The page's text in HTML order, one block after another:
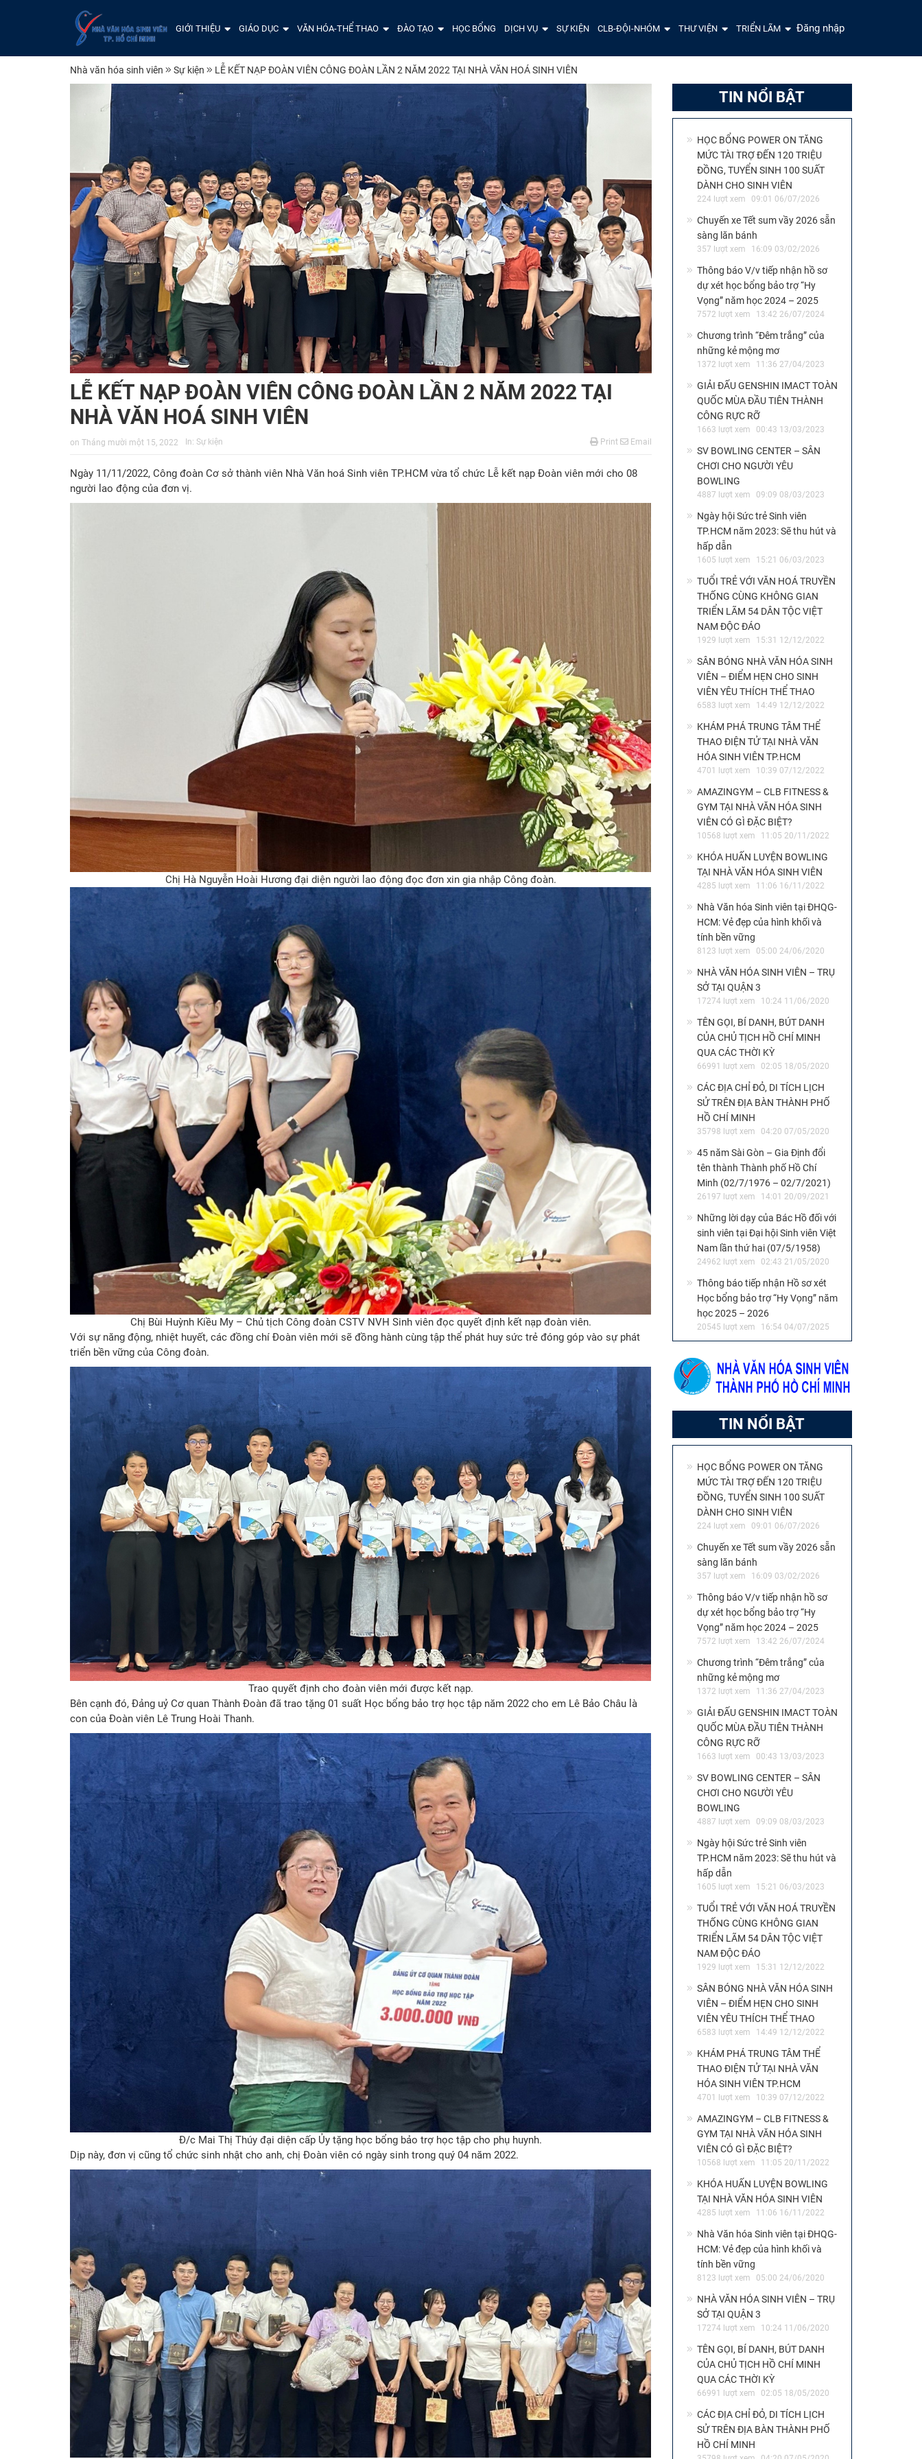
GIỚI THIỆU GIÁO DỤC VĂN HÓA-THỂ THAO ĐÀO TẠO HỌC BỔNG DỊCH VỤ SỰ KIỆN CLB-ĐỘI-NHÓM THƯ VIỆN TRIỂN LÃM Đăng nhập
Nhà văn hóa sinh viên Sự kiện LỄ KẾT NẠP ĐOÀN VIÊN CÔNG ĐOÀN LẦN 2 NĂM 2022 TẠI NHÀ VĂN HOÁ SINH VIÊN
LỄ KẾT NẠP ĐOÀN VIÊN CÔNG ĐOÀN LẦN 2 NĂM 2022 TẠI
NHÀ VĂN HOÁ SINH VIÊN
on Tháng mười một 15, 2022 In: Sự kiện Print Email
Ngày 11/11/2022, Công đoàn Cơ sở thành viên Nhà Văn hoá Sinh viên TP.HCM vừa tổ chức Lễ kết nạp Đoàn viên mới cho 08
người lao động của đơn vị.
Chị Hà Nguyễn Hoài Hương đại diện người lao động đọc đơn xin gia nhập Công đoàn.
Chị Bùi Huỳnh Kiều My – Chủ tịch Công đoàn CSTV NVH Sinh viên đọc quyết định kết nạp đoàn viên.
Với sự năng động, nhiệt huyết, các đồng chí Đoàn viên mới sẽ đồng hành cùng tập thể phát huy sức trẻ đóng góp vào sự phát
triển bền vững của Công đoàn.
Trao quyết định cho đoàn viên mới được kết nạp.
Bên cạnh đó, Đảng uỷ Cơ quan Thành Đoàn đã trao tặng 01 suất Học bổng bảo trợ học tập năm 2022 cho em Lê Bảo Châu là
con của Đoàn viên Lê Trung Hoài Thanh.
Đ/c Mai Thị Thúy đại diện cấp Ủy tặng học bổng bảo trợ học tập cho phụ huynh.
Dịp này, đơn vị cũng tổ chức sinh nhật cho anh, chị Đoàn viên có ngày sinh trong quý 04 năm 2022.
TIN NỔI BẬT
HỌC BỔNG POWER ON TĂNG
MỨC TÀI TRỢ ĐẾN 120 TRIỆU
ĐỒNG, TUYỂN SINH 100 SUẤT
DÀNH CHO SINH VIÊN
224 lượt xem 09:01 06/07/2026
Chuyến xe Tết sum vầy 2026 sẵn
sàng lăn bánh
357 lượt xem 16:09 03/02/2026
Thông báo V/v tiếp nhận hồ sơ
dự xét học bổng bảo trợ “Hy
Vọng” năm học 2024 – 2025
7572 lượt xem 13:42 26/07/2024
Chương trình “Đêm trắng” của
những kẻ mộng mơ
1372 lượt xem 11:36 27/04/2023
GIẢI ĐẤU GENSHIN IMACT TOÀN
QUỐC MÙA ĐẦU TIÊN THÀNH
CÔNG RỰC RỠ
1663 lượt xem 00:43 13/03/2023
SV BOWLING CENTER – SÂN
CHƠI CHO NGƯỜI YÊU
BOWLING
4887 lượt xem 09:09 08/03/2023
Ngày hội Sức trẻ Sinh viên
TP.HCM năm 2023: Sẽ thu hút và
hấp dẫn
1605 lượt xem 15:21 06/03/2023
TUỔI TRẺ VỚI VĂN HOÁ TRUYỀN
THỐNG CÙNG KHÔNG GIAN
TRIỂN LÃM 54 DÂN TỘC VIỆT
NAM ĐỘC ĐÁO
1929 lượt xem 15:31 12/12/2022
SÂN BÓNG NHÀ VĂN HÓA SINH
VIÊN – ĐIỂM HẸN CHO SINH
VIÊN YÊU THÍCH THỂ THAO
6583 lượt xem 14:49 12/12/2022
KHÁM PHÁ TRUNG TÂM THỂ
THAO ĐIỆN TỬ TẠI NHÀ VĂN
HÓA SINH VIÊN TP.HCM
4701 lượt xem 10:39 07/12/2022
AMAZINGYM – CLB FITNESS &
GYM TẠI NHÀ VĂN HÓA SINH
VIÊN CÓ GÌ ĐẶC BIỆT?
10568 lượt xem 11:05 20/11/2022
KHÓA HUẤN LUYỆN BOWLING
TẠI NHÀ VĂN HÓA SINH VIÊN
4285 lượt xem 11:06 16/11/2022
Nhà Văn hóa Sinh viên tại ĐHQG-
HCM: Vẻ đẹp của hình khối và
tính bền vững
8123 lượt xem 05:00 24/06/2020
NHÀ VĂN HÓA SINH VIÊN – TRỤ
SỞ TẠI QUẬN 3
17274 lượt xem 10:24 11/06/2020
TÊN GỌI, BÍ DANH, BÚT DANH
CỦA CHỦ TỊCH HỒ CHÍ MINH
QUA CÁC THỜI KỲ
66991 lượt xem 02:05 18/05/2020
CÁC ĐỊA CHỈ ĐỎ, DI TÍCH LỊCH
SỬ TRÊN ĐỊA BÀN THÀNH PHỐ
HỒ CHÍ MINH
35798 lượt xem 04:20 07/05/2020
45 năm Sài Gòn – Gia Định đổi
tên thành Thành phố Hồ Chí
Minh (02/7/1976 – 02/7/2021)
26197 lượt xem 14:01 20/09/2021
Những lời dạy của Bác Hồ đối với
sinh viên tại Đại hội Sinh viên Việt
Nam lần thứ hai (07/5/1958)
24962 lượt xem 02:43 21/05/2020
Thông báo tiếp nhận Hồ sơ xét
Học bổng bảo trợ “Hy Vọng” năm
học 2025 – 2026
20545 lượt xem 16:54 04/07/2025
TIN NỔI BẬT
HỌC BỔNG POWER ON TĂNG
MỨC TÀI TRỢ ĐẾN 120 TRIỆU
ĐỒNG, TUYỂN SINH 100 SUẤT
DÀNH CHO SINH VIÊN
224 lượt xem 09:01 06/07/2026
Chuyến xe Tết sum vầy 2026 sẵn
sàng lăn bánh
357 lượt xem 16:09 03/02/2026
Thông báo V/v tiếp nhận hồ sơ
dự xét học bổng bảo trợ “Hy
Vọng” năm học 2024 – 2025
7572 lượt xem 13:42 26/07/2024
Chương trình “Đêm trắng” của
những kẻ mộng mơ
1372 lượt xem 11:36 27/04/2023
GIẢI ĐẤU GENSHIN IMACT TOÀN
QUỐC MÙA ĐẦU TIÊN THÀNH
CÔNG RỰC RỠ
1663 lượt xem 00:43 13/03/2023
SV BOWLING CENTER – SÂN
CHƠI CHO NGƯỜI YÊU
BOWLING
4887 lượt xem 09:09 08/03/2023
Ngày hội Sức trẻ Sinh viên
TP.HCM năm 2023: Sẽ thu hút và
hấp dẫn
1605 lượt xem 15:21 06/03/2023
TUỔI TRẺ VỚI VĂN HOÁ TRUYỀN
THỐNG CÙNG KHÔNG GIAN
TRIỂN LÃM 54 DÂN TỘC VIỆT
NAM ĐỘC ĐÁO
1929 lượt xem 15:31 12/12/2022
SÂN BÓNG NHÀ VĂN HÓA SINH
VIÊN – ĐIỂM HẸN CHO SINH
VIÊN YÊU THÍCH THỂ THAO
6583 lượt xem 14:49 12/12/2022
KHÁM PHÁ TRUNG TÂM THỂ
THAO ĐIỆN TỬ TẠI NHÀ VĂN
HÓA SINH VIÊN TP.HCM
4701 lượt xem 10:39 07/12/2022
AMAZINGYM – CLB FITNESS &
GYM TẠI NHÀ VĂN HÓA SINH
VIÊN CÓ GÌ ĐẶC BIỆT?
10568 lượt xem 11:05 20/11/2022
KHÓA HUẤN LUYỆN BOWLING
TẠI NHÀ VĂN HÓA SINH VIÊN
4285 lượt xem 11:06 16/11/2022
Nhà Văn hóa Sinh viên tại ĐHQG-
HCM: Vẻ đẹp của hình khối và
tính bền vững
8123 lượt xem 05:00 24/06/2020
NHÀ VĂN HÓA SINH VIÊN – TRỤ
SỞ TẠI QUẬN 3
17274 lượt xem 10:24 11/06/2020
TÊN GỌI, BÍ DANH, BÚT DANH
CỦA CHỦ TỊCH HỒ CHÍ MINH
QUA CÁC THỜI KỲ
66991 lượt xem 02:05 18/05/2020
CÁC ĐỊA CHỈ ĐỎ, DI TÍCH LỊCH
SỬ TRÊN ĐỊA BÀN THÀNH PHỐ
HỒ CHÍ MINH